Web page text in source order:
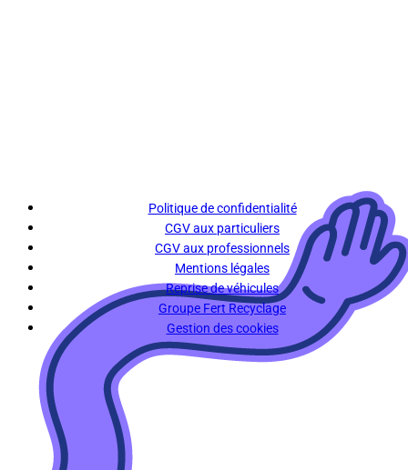
Politique de confidentialité
CGV aux particuliers
CGV aux professionnels
Mentions légales
Reprise de véhicules
Groupe Fert Recyclage
Gestion des cookies